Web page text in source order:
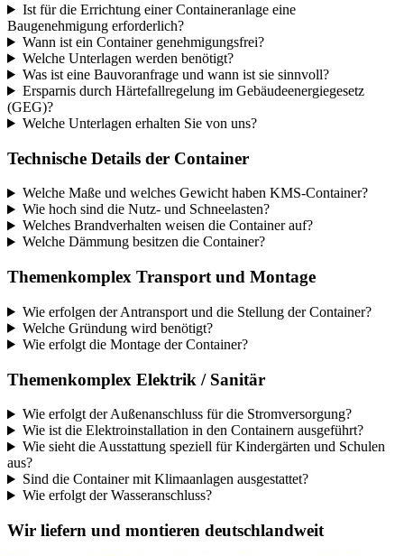
Ist für die Errichtung einer Containeranlage eine
Baugenehmigung erforderlich?
Wann ist ein Container genehmigungsfrei?
Welche Unterlagen werden benötigt?
Was ist eine Bauvoranfrage und wann ist sie sinnvoll?
Ersparnis durch Härtefallregelung im Gebäudeenergiegesetz
(GEG)?
Welche Unterlagen erhalten Sie von uns?
Technische Details der Container
Welche Maße und welches Gewicht haben KMS-Container?
Wie hoch sind die Nutz- und Schneelasten?
Welches Brandverhalten weisen die Container auf?
Welche Dämmung besitzen die Container?
Themenkomplex Transport und Montage
Wie erfolgen der Antransport und die Stellung der Container?
Welche Gründung wird benötigt?
Wie erfolgt die Montage der Container?
Themenkomplex Elektrik / Sanitär
Wie erfolgt der Außenanschluss für die Stromversorgung?
Wie ist die Elektroinstallation in den Containern ausgeführt?
Wie sieht die Ausstattung speziell für Kindergärten und Schulen
aus?
Sind die Container mit Klimaanlagen ausgestattet?
Wie erfolgt der Wasseranschluss?
Wir liefern und montieren deutschlandweit